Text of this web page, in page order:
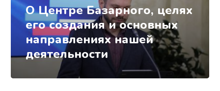
О Центре Базарного, целях
его создания и основных
направлениях нашей
деятельности